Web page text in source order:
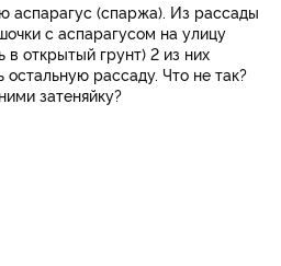
аспарагус (спаржа). Из рассады
с аспарагусом на улицу
открытый грунт) 2 из них
рассаду. Что не так?
затеняйку?